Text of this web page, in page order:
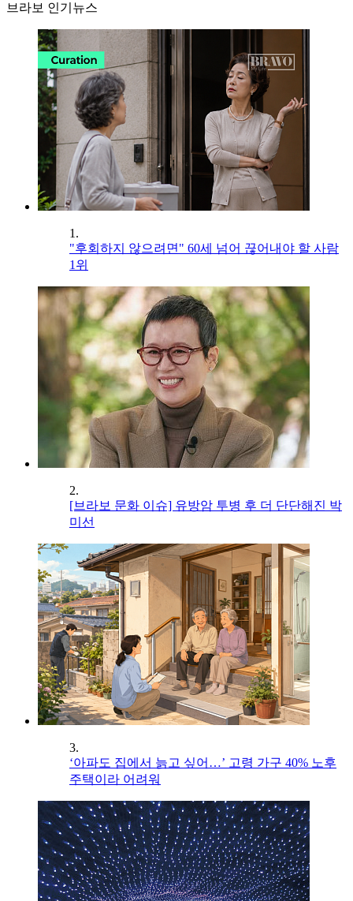
브라보 인기뉴스
1.
"후회하지 않으려면" 60세 넘어 끊어내야 할 사람
1위
2.
[브라보 문화 이슈] 유방암 투병 후 더 단단해진 박
미선
3.
‘아파도 집에서 늙고 싶어…’ 고령 가구 40% 노후
주택이라 어려워